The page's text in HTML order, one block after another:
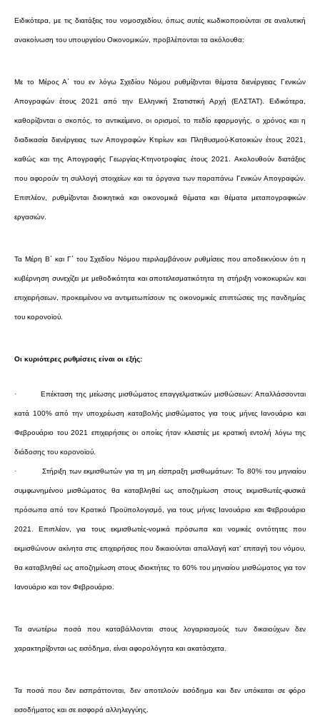
Ειδικότερα, με τις διατάξεις του νομοσχεδίου, όπως αυτές κωδικοποιούνται σε αναλυτική
ανακοίνωση του υπουργείου Οικονομικών, προβλέπονται τα ακόλουθα:
Με το Μέρος Α΄ του εν λόγω Σχεδίου Νόμου ρυθμίζονται θέματα διενέργειας Γενικών
Απογραφών έτους 2021 από την Ελληνική Στατιστική Αρχή (ΕΛΣΤΑΤ). Ειδικότερα,
καθορίζονται ο σκοπός, το αντικείμενο, οι ορισμοί, το πεδίο εφαρμογής, ο χρόνος και η
διαδικασία διενέργειας των Απογραφών Κτιρίων και Πληθυσμού-Κατοικιών έτους 2021,
καθώς και της Απογραφής Γεωργίας-Κτηνοτροφίας έτους 2021. Ακολουθούν διατάξεις
που αφορούν τη συλλογή στοιχείων και τα όργανα των παραπάνω Γενικών Απογραφών.
Επιπλέον, ρυθμίζονται διοικητικά και οικονομικά θέματα και θέματα μεταπογραφικών
εργασιών.
Τα Μέρη Β΄ και Γ΄ του Σχεδίου Νόμου περιλαμβάνουν ρυθμίσεις που αποδεικνύουν ότι η
κυβέρνηση συνεχίζει με μεθοδικότητα και αποτελεσματικότητα τη στήριξη νοικοκυριών και
επιχειρήσεων, προκειμένου να αντιμετωπίσουν τις οικονομικές επιπτώσεις της πανδημίας
του κορονοϊού.
Οι κυριότερες ρυθμίσεις είναι οι εξής:
· Επέκταση της μείωσης μισθώματος επαγγελματικών μισθώσεων: Απαλλάσσονται
κατά 100% από την υποχρέωση καταβολής μισθώματος για τους μήνες Ιανουάριο και
Φεβρουάριο του 2021 επιχειρήσεις οι οποίες ήταν κλειστές με κρατική εντολή λόγω της
διάδοσης του κορονοϊού.
· Στήριξη των εκμισθωτών για τη μη είσπραξη μισθωμάτων: Το 80% του μηνιαίου
συμφωνημένου μισθώματος θα καταβληθεί ως αποζημίωση στους εκμισθωτές-φυσικά
πρόσωπα από τον Κρατικό Προϋπολογισμό, για τους μήνες Ιανουάριο και Φεβρουάριο
2021. Επιπλέον, για τους εκμισθωτές-νομικά πρόσωπα και νομικές οντότητες που
εκμισθώνουν ακίνητα στις επιχειρήσεις που δικαιούνται απαλλαγή κατ’ επιταγή του νόμου,
θα καταβληθεί ως αποζημίωση στους ιδιοκτήτες το 60% του μηνιαίου μισθώματος για τον
Ιανουάριο και τον Φεβρουάριο.
Τα ανωτέρω ποσά που καταβάλλονται στους λογαριασμούς των δικαιούχων δεν
χαρακτηρίζονται ως εισόδημα, είναι αφορολόγητα και ακατάσχετα.
Τα ποσά που δεν εισπράττονται, δεν αποτελούν εισόδημα και δεν υπόκειται σε φόρο
εισοδήματος και σε εισφορά αλληλεγγύης.